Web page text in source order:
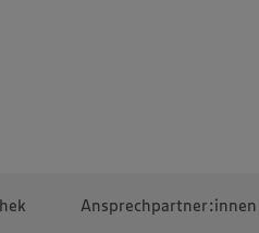
Ansprechpartner:innen